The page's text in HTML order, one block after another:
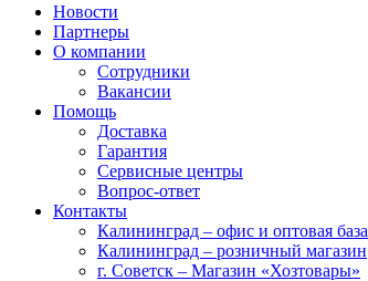
Новости
Партнеры
О компании
Сотрудники
Вакансии
Помощь
Доставка
Гарантия
Сервисные центры
Вопрос-ответ
Контакты
Калининград – офис и оптовая база
Калининград – розничный магазин
г. Советск – Магазин «Хозтовары»